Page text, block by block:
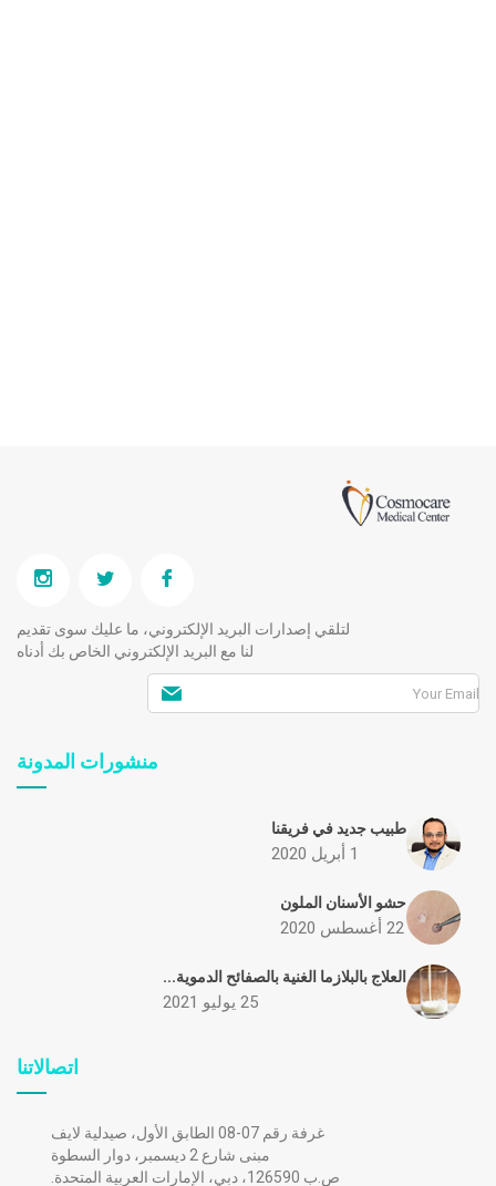
لتلقي إصدارات البريد الإلكتروني، ما عليك سوى تقديم
لنا مع البريد الإلكتروني الخاص بك أدناه
منشورات المدونة
طبيب جديد في فريقنا
1 أبريل 2020
حشو الأسنان الملون
22 أغسطس 2020
العلاج بالبلازما الغنية بالصفائح الدموية...
25 يوليو 2021
اتصالاتنا
غرفة رقم 07-08 الطابق الأول، صيدلية لايف
مبنى شارع 2 ديسمبر، دوار السطوة
ص.ب 126590، دبي، الإمارات العربية المتحدة.